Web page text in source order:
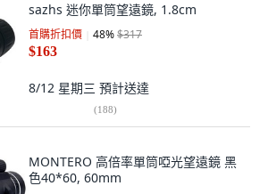
sazhs 迷你單筒望遠鏡, 1.8cm
首購折扣價 48%$317
$163
8/12 星期三 預計送達
(188)
MONTERO 高倍率單筒啞光望遠鏡 黑
色40*60, 60mm